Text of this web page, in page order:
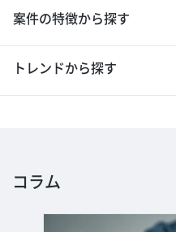
案件の特徴から探す
トレンドから探す
コラム